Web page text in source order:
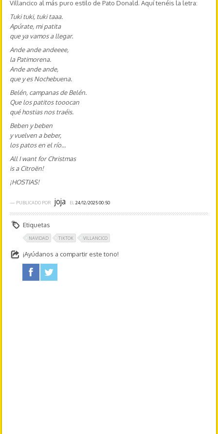
Villancico al más puro estilo de Pato Donald. Aquí tenéis la letra:
Tuki tuki, tuki taaa.
Apúrate, mi patita
que ya vamos a llegar.
Ande ande andeeee,
la Patimorena.
Ande ande ande,
que y es Nochebuena.
Belén, campanas de Belén.
Que los patitos tooocan
qué hostias nos traéis.
Beben y beben
y vuelven a beber,
los patos en el río...
All I want for Christmas
is a Citroën!
¡HOSTIAS!
— PUBLICADO POR joja EL24/12/2025 00:50
Etiquetas
NAVIDAD TIKTOK VILLANCICO
¡Ayúdanos a compartir este tono!